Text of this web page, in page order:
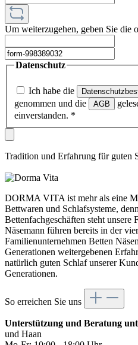
Um weiterzugehen, geben Sie die
Datenschutz
Ich habe die
genommen und die
AGB
einverstanden. *
Tradition und Erfahrung für guten
DORMA VITA ist mehr als eine
Bettwaren und Schlafsysteme,
Bettenfachgeschäften steht
Näsemann führen bereits in der
Familienunternehmen Betten
Generationen weitergebenen
natürlich guten Schlaf unserer
Generationen.
So erreichen Sie uns
Unterstützung und Beratung
und Haan